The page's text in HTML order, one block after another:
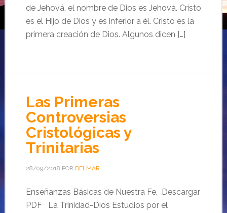
de Jehová, el nombre de Dios es Jehová. Cristo
es el Hijo de Dios y es inferior a él. Cristo es la
primera creación de Dios. Algunos dicen […]
Las Primeras
Controversias
Cristológicas y
Trinitarias
28/09/2018 POR DELMAR
Enseñanzas Básicas de Nuestra Fe, Descargar
PDF La Trinidad-Dios Estudios por el